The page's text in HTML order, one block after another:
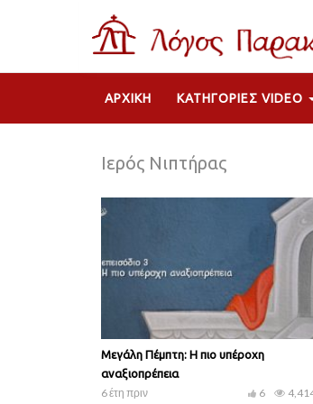
ΑΡΧΙΚΉ ΚΑΤΗΓΟΡΊΕΣ VIDEO
Ιερός Νιπτήρας
Μεγάλη Πέμπτη: Η πιο υπέροχη
αναξιοπρέπεια
6 έτη πριν 6